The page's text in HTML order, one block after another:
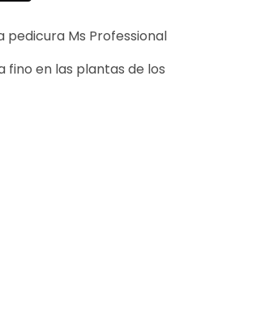
Ms Professional
fino en las plantas de los